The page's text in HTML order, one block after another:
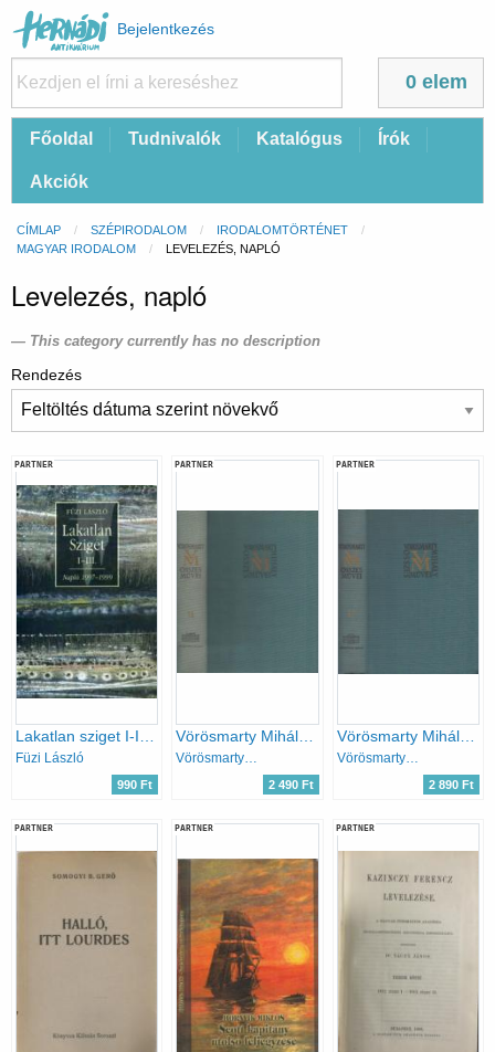
Felhasználói
fiók
menüje
Bejelentkezés
0 elem
FőFőoldal Tudnivalók Katalógus Írók
Akciók
Morzsa
CÍMLAP SZÉPIRODALOM
IRODALOMTÖRTÉNET
MAGYAR IRODALOM
CURRENT:
LEVELEZÉS, NAPLÓ
Levelezés, napló
This category currently has no description
Rendezés
PARTNER
Füzi László
990 Ft
PARTNER
2 490 Ft
PARTNER
Vörösmarty Mihály levelezése (Vörösmarty M. összes művei 18.)
Vörösmarty Mihály
2 890 Ft
PARTNER PARTNER PARTNER